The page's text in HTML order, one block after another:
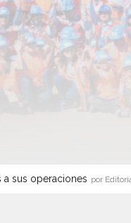
a sus operaciones por